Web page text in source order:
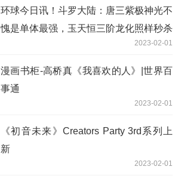
环球今日讯！斗罗大陆：唐三紫极神光不
愧是单体最强，玉天恒三阶龙化照样秒杀
2023-02-01
漫画书柜-高桥真《我喜欢的人》|世界百
事通
2023-02-01
《初音未来》Creators Party 3rd系列上
新
2023-02-01